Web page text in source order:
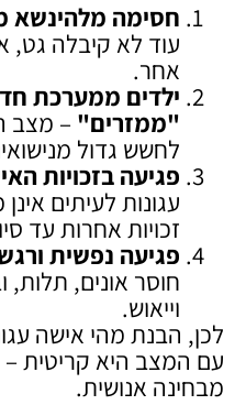
חסימה מלהינשא
עוד לא קיבלה גט,
אחר.
ילדים ממערכת
"ממזרים" – מצב
לחשש גדול
פגיעה בזכויות
עגונות לעיתים
זכויות אחרות עד
פגיעה נפשית
חוסר אונים, תלות,
וייאוש.
לכן, הבנת מהי אישה
עם המצב היא קריטית
מבחינה אנושית.